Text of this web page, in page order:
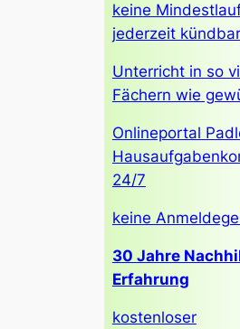
keine
jederzeit kündbar
Unterricht in so
Fächern wie
Onlineportal
24/7
keine
30 Jahre
Erfahrung
kostenloser